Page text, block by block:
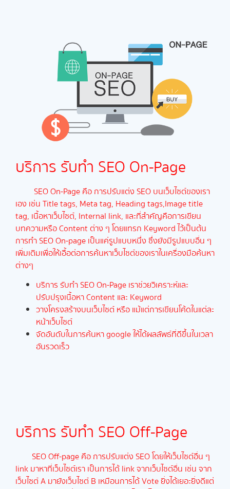
บริการ รับทำ SEO On-Page
SEO On-Page คือ การปรับแต่ง SEO บนเว็บไซต์ของเรา
เอง เช่น Title tags, Meta tag, Heading tags,Image title
tag, เนื้อหาเว็บไซต์, Internal link, และที่สำคัญคือการเขียน
บทความหรือ Content ต่าง ๆ โดยแทรก Keyword ไว้เป็นต้น
การทำ SEO On-page เป็นแค่รูปแบบหนึ่ง ซึ่งยังมีรูปแบบอื่น ๆ
เพิ่มเติมเพื่อให้เอื้อต่อการค้นหาเว็บไซต์ของเราในเครื่องมือค้นหา
ต่างๆ
บริการ รับทำ SEO On-Page เราช่วยวิเคราะห์และ
ปรับปรุงเนื้อหา Content และ Keyword
วางโครงสร้างบนเว็บไซต์ หรือ แม้แต่การเขียนโค้ดในแต่ละ
หน้าเว็บไซต์
จัดอันดับในการค้นหา google ให้ได้ผลลัพธ์ที่ดีขึ้นในเวลา
อันรวดเร็ว
บริการ รับทำ SEO Off-Page
SEO Off-page คือ การปรับแต่ง SEO โดยให้เว็บไซต์อื่น ๆ
link มาหาที่เว็บไซต์เรา เป็นการได้ link จากเว็บไซต์อื่น เช่น จาก
เว็บไซต์ A มายังเว็บไซต์ B เหมือนการได้ Vote ยิ่งได้เยอะยิ่งดีแต่